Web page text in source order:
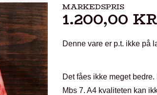
MARKEDSPRIS
1.200,00
Denne vare er p.t. ikke på
Det fåes ikke meget
Mbs 7. A4 kvaliteten kan